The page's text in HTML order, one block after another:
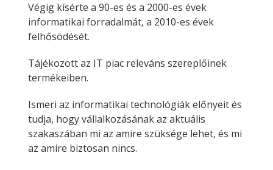
Végig kísérte a 90-es és a 2000-es évek
informatikai forradalmát, a 2010-es évek
felhősödését.
Tájékozott az IT piac releváns szereplőinek
termékeiben.
Ismeri az informatikai technológiák előnyeit és
tudja, hogy vállalkozásának az aktuális
szakaszában mi az amire szüksége lehet, és mi
az amire biztosan nincs.